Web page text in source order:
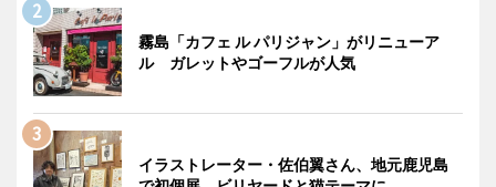
霧島「カフェ ル パリジャン」がリニューア
ル ガレットやゴーフルが人気
イラストレーター・佐伯翼さん、地元鹿児島